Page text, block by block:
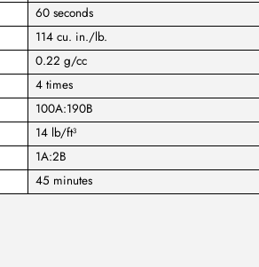
60 seconds
114 cu. in./lb.
0.22 g/cc
4 times
100A:190B
14 lb/ft³
1A:2B
45 minutes